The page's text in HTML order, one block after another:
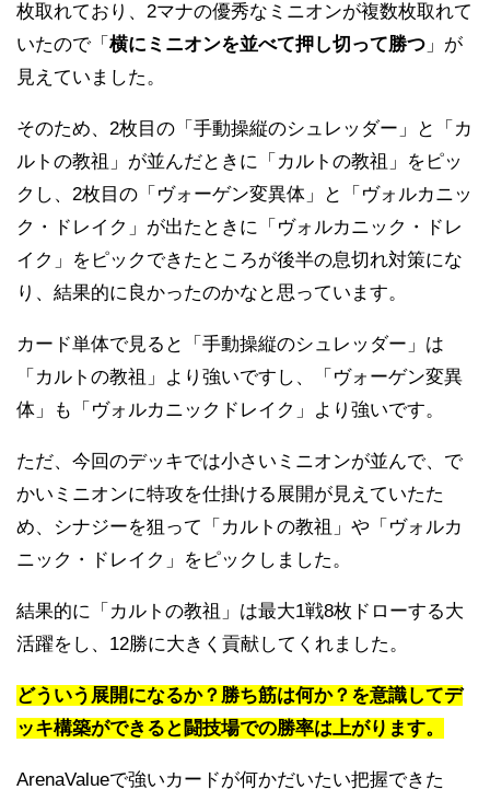
枚取れており、2マナの優秀なミニオンが複数枚取れて
いたので「 横にミニオンを並べて押し切って勝つ 」が
見えていました。
そのため、2枚目の「手動操縦のシュレッダー」と「カ
ルトの教祖」が並んだときに「カルトの教祖」をピッ
クし、2枚目の「ヴォーゲン変異体」と「ヴォルカニッ
ク・ドレイク」が出たときに「ヴォルカニック・ドレ
イク」をピックできたところが後半の息切れ対策にな
り、結果的に良かったのかなと思っています。
カード単体で見ると「手動操縦のシュレッダー」は
「カルトの教祖」より強いですし、「ヴォーゲン変異
体」も「ヴォルカニックドレイク」より強いです。
ただ、今回のデッキでは小さいミニオンが並んで、で
かいミニオンに特攻を仕掛ける展開が見えていたた
め、シナジーを狙って「カルトの教祖」や「ヴォルカ
ニック・ドレイク」をピックしました。
結果的に「カルトの教祖」は最大1戦8枚ドローする大
活躍をし、12勝に大きく貢献してくれました。
どういう展開になるか？勝ち筋は何か？を意識してデ
ッキ構築ができると闘技場での勝率は上がります。
ArenaValueで強いカードが何かだいたい把握できた